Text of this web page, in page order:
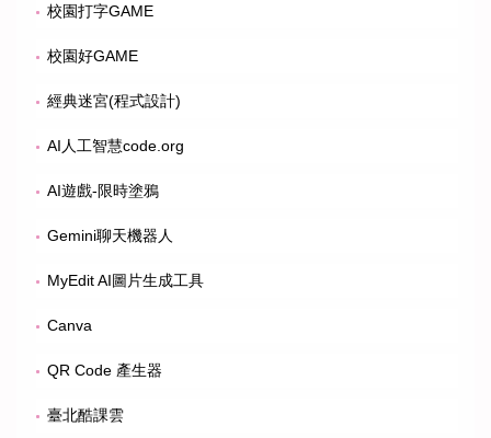
校園打字GAME
校園好GAME
經典迷宮(程式設計)
AI人工智慧code.org
AI遊戲-限時塗鴉
Gemini聊天機器人
MyEdit AI圖片生成工具
Canva
QR Code 產生器
臺北酷課雲